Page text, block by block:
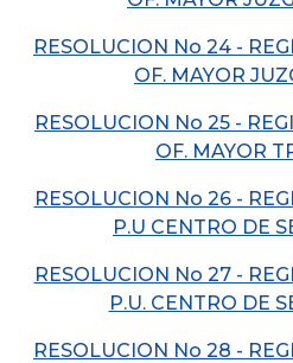
RESOLUCION No 24 -
OF. MAYOR
RESOLUCION No 25 -
OF. MAYOR
RESOLUCION No 26 -
P.U CENTRO DE
RESOLUCION No 27 -
P.U. CENTRO DE
RESOLUCION No 28 -